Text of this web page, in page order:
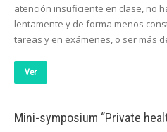
atención insuficiente en clase, no
lentamente y de forma menos
tareas y en exámenes, o ser más
Ver
Mini-symposium “Private